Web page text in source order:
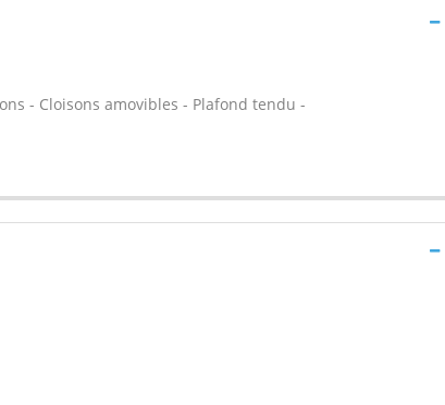
- Cloisons amovibles - Plafond tendu -